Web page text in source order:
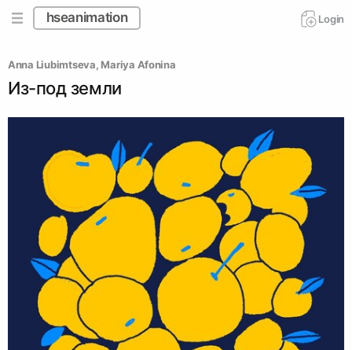
hseanimation Login
Аnna Liubimtseva, Mariya Afonina
Из-под земли